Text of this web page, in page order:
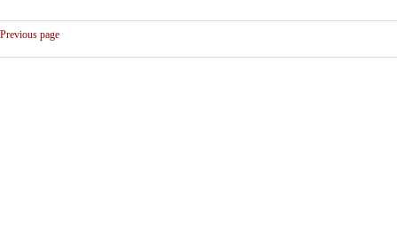
Previous page